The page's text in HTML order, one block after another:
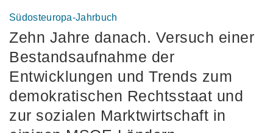
Südosteuropa-Jahrbuch
Zehn Jahre danach. Versuch einer
Bestandsaufnahme der
Entwicklungen und Trends zum
demokratischen Rechtsstaat und
zur sozialen Marktwirtschaft in